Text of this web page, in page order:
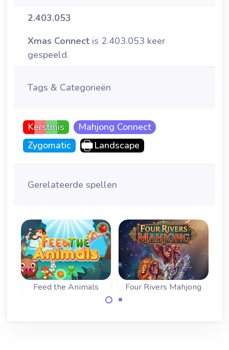
2.403.053
Xmas Connect is 2.403.053 keer
gespeeld.
Tags & Categorieën
Kerstmis
Mahjong Connect
Zygomatic
Landscape
Gerelateerde spellen
Feed the Animals Four Rivers Mahjong